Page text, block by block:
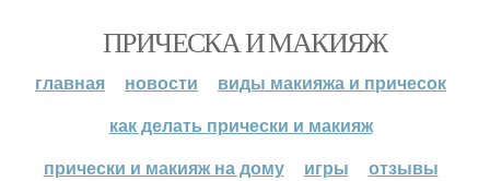
ПРИЧЕСКА И МАКИЯЖ
главная новости
виды макияжа и причесок
как делать прически и макияж
прически и макияж на дому
игры отзывы